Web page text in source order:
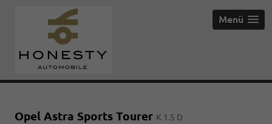
Menü
Opel Astra Sports Tourer K 1.5 D